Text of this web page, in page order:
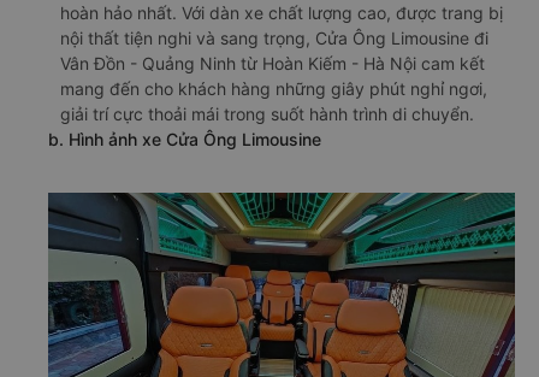
hoàn hảo nhất. Với dàn xe chất lượng cao, được trang bị
nội thất tiện nghi và sang trọng, Cửa Ông Limousine đi
Vân Đồn - Quảng Ninh từ Hoàn Kiếm - Hà Nội cam kết
mang đến cho khách hàng những giây phút nghỉ ngơi,
giải trí cực thoải mái trong suốt hành trình di chuyển.
b. Hình ảnh xe Cửa Ông Limousine